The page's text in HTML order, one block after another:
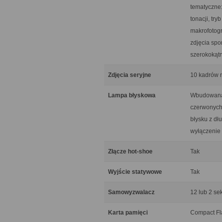
tonacji,
zdjęcia
Zdjęcia seryjne 10 kadrów
Lampa błyskowa
błysku z
wyłączenie
Złącze hot-shoe Tak
Wyjście statywowe Tak
Samowyzwalacz 12 lub 2
Karta pamięci Compact